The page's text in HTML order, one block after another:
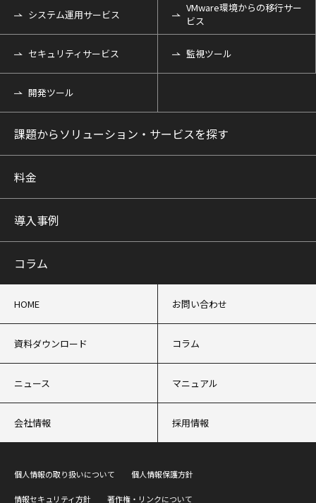
システム運用サービス
VMware環境からの移行サー
ビス
セキュリティサービス 監視ツール
開発ツール
課題からソリューション・サービスを探す
料金
導入事例
コラム
HOME お問い合わせ
資料ダウンロード コラム
ニュース マニュアル
会社情報 採用情報
個人情報の取り扱いについて 個人情報保護方針
情報セキュリティ方針 著作権・リンクについて